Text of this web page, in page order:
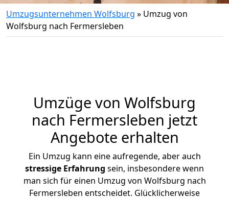
Umzugsunternehmen Wolfsburg » Umzug von
Wolfsburg nach Fermersleben
Umzüge von Wolfsburg
nach Fermersleben jetzt
Angebote erhalten
Ein Umzug kann eine aufregende, aber auch
stressige Erfahrung sein, insbesondere wenn
man sich für einen Umzug von Wolfsburg nach
Fermersleben entscheidet. Glücklicherweise